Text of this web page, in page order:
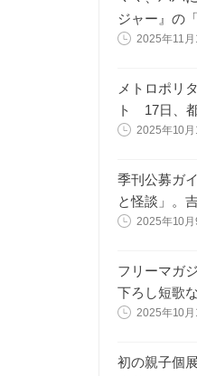
ジャー』の
2025年11
メトロポリ
ト 17日、
2025年10
季刊公募ガ
と怪談」。
2025年10
フリーマガ
下ろし短歌
2025年10
初の親子個